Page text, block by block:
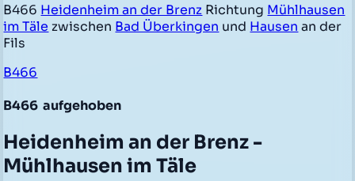
B466 Heidenheim an der Brenz Richtung Mühlhausen
im Täle zwischen Bad Überkingen und Hausen an der
Fils
B466
B466 aufgehoben
Heidenheim an der Brenz -
Mühlhausen im Täle